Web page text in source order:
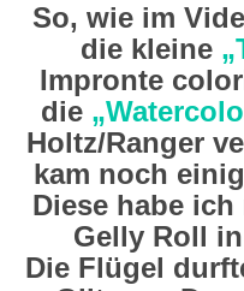
So, wie im
die kleine
Impronte
die
Holtz/Ranger
kam noch
Diese habe
Gelly Roll in
Die Flügel